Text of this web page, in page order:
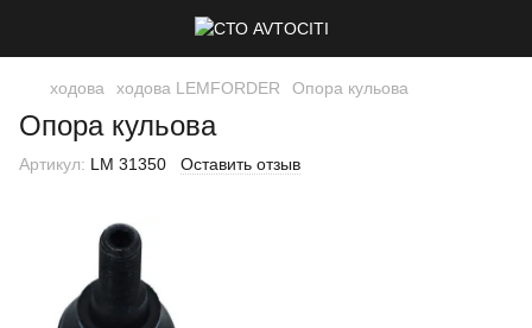
ходова ходова LEMFORDER Опора кульова
Опора кульова
Артикул: LM 31350 Оставить отзыв